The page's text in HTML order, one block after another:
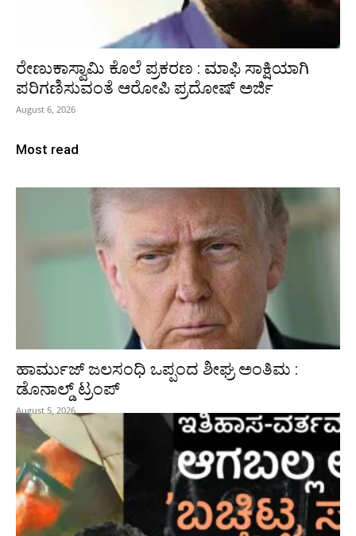
ರೇಣುಕಾಸ್ವಾಮಿ ಕೊಲೆ ಪ್ರಕರಣ : ಮಾಫಿ ಸಾಕ್ಷಿಯಾಗಿ
ಪರಿಗಣಿಸುವಂತೆ ಆರೋಪಿ ಪ್ರದೋಷ್‌ ಅರ್ಜಿ
August 6, 2026
Most read
ಹಾರ್ಮುಜ್‌ ಜಲಸಂಧಿ ಒಪ್ಪಂದ ಶೀಘ್ರ ಅಂತಿಮ :
ಡೊನಾಲ್ಡ್‌ ಟ್ರಂಪ್‌
August 5, 2026